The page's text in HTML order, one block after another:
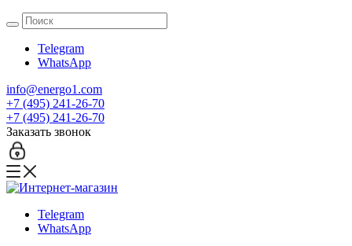
Telegram
WhatsApp
info@energo1.com
+7 (495) 241-26-70
+7 (495) 241-26-70
Заказать звонок
Telegram
WhatsApp